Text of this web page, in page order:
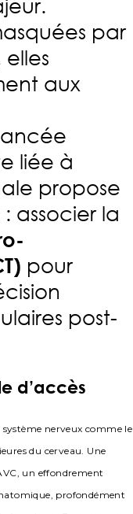
par
elles
aux
liée à
propose
associer la
pour
post-
d’accès
nerveux comme le
du cerveau. Une
un effondrement
profondément